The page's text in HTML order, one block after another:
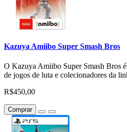
Kazuya Amiibo Super Smash Bros
O Kazuya Amiibo Super Smash Bros
de jogos de luta e colecionadores da
R$450,00
Comprar